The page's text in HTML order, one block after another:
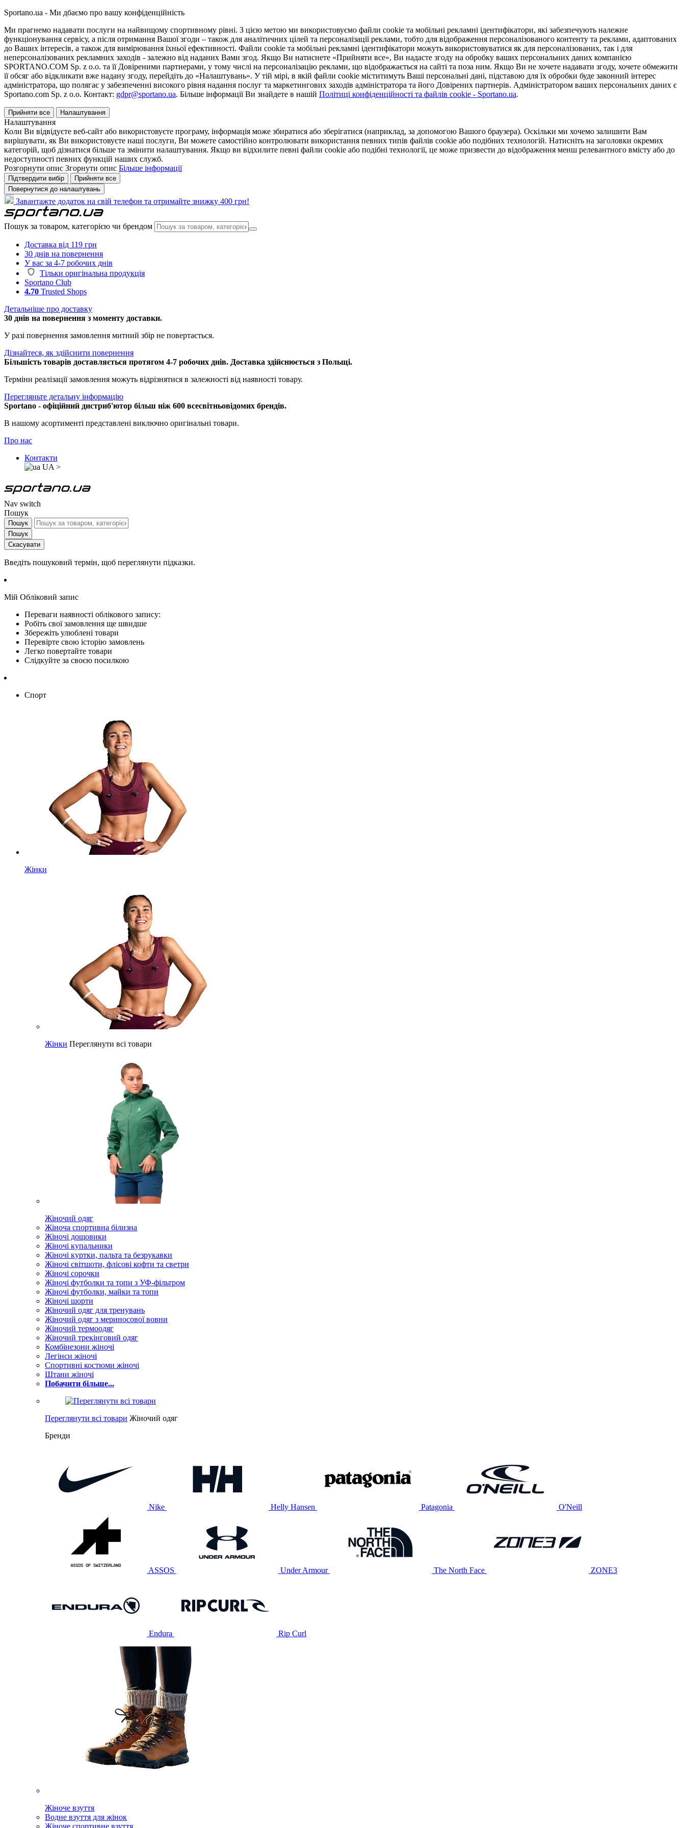
Sportano.ua - Ми дбаємо про вашу конфіденційність
Ми прагнемо надавати послуги на найвищому спортивному рівні. З цією метою ми використовуємо файли cookie та мобільні рекламні ідентифікатори, які забезпечують належне
функціонування сервісу, а після отримання Вашої згоди – також для аналітичних цілей та персоналізації реклами, тобто для відображення персоналізованого контенту та реклами, адаптованих
до Ваших інтересів, а також для вимірювання їхньої ефективності. Файли cookie та мобільні рекламні ідентифікатори можуть використовуватися як для персоналізованих, так і для
неперсоналізованих рекламних заходів - залежно від наданих Вами згод. Якщо Ви натиснете «Прийняти все», Ви надасте згоду на обробку ваших персональних даних компанією
SPORTANO.COM Sp. z o.o. та її Довіреними партнерами, у тому числі на персоналізацію реклами, що відображається на сайті та поза ним. Якщо Ви не хочете надавати згоду, хочете обмежити
її обсяг або відкликати вже надану згоду, перейдіть до «Налаштувань». У тій мірі, в якій файли cookie міститимуть Ваші персональні дані, підставою для їх обробки буде законний інтерес
адміністратора, що полягає у забезпеченні високого рівня надання послуг та маркетингових заходів адміністратора та його Довірених партнерів. Адміністратором ваших персональних даних є
Sportano.com Sp. z o.o. Контакт: gdpr@sportano.ua. Більше інформації Ви знайдете в нашій Політиці конфіденційності та файлів cookie - Sportano.ua.
Прийняти все Налаштування
Налаштування
Коли Ви відвідуєте веб-сайт або використовуєте програму, інформація може збиратися або зберігатися (наприклад, за допомогою Вашого браузера). Оскільки ми хочемо залишити Вам
вирішувати, як Ви використовуєте наші послуги, Ви можете самостійно контролювати використання певних типів файлів cookie або подібних технологій. Натисніть на заголовки окремих
категорій, щоб дізнатися більше та змінити налаштування. Якщо ви відхилите певні файли cookie або подібні технології, це може призвести до відображення менш релевантного вмісту або до
недоступності певних функцій наших служб.
Розгорнути опис Згорнути опис Більше інформації
Підтвердити вибір
Прийняти все
Повернутися до налаштувань
Завантажте додаток на свій телефон та отримайте знижку 400 грн!
Пошук за товаром, категорією чи брендом
Доставка від 119 грн
30 днів на повернення
У вас за 4-7 робочих днів
Тільки оригінальна продукція
Sportano Club
4.70 Trusted Shops
Детальніше про доставку
30 днів на повернення з моменту доставки.
У разі повернення замовлення митний збір не повертається.
Дізнайтеся, як здійснити повернення
Більшість товарів доставляється протягом 4-7 робочих днів. Доставка здійснюється з Польщі.
Терміни реалізації замовлення можуть відрізнятися в залежності від наявності товару.
Перегляньте детальну інформацію
Sportano - офіційний дистриб'ютор більш ніж 600 всесвітньовідомих брендів.
В нашому асортименті представлені виключно оригінальні товари.
Про нас
Контакти
UA >
Nav switch
Пошук
Пошук
Пошук
Скасувати
Введіть пошуковий термін, щоб переглянути підказки.
Мій Обліковий запис
Переваги наявності облікового запису:
Робіть свої замовлення ще швидше
Збережіть улюблені товари
Перевірте свою історію замовлень
Легко повертайте товари
Слідкуйте за своєю посилкою
Спорт
Жінки
Жінки Переглянути всі товари
Жіночий одяг
Жіноча спортивна білизна
Жіночі дощовики
Жіночі купальники
Жіночі куртки, пальта та безрукавки
Жіночі світшоти, флісові кофти та светри
Жіночі сорочки
Жіночі футболки та топи з УФ-фільтром
Жіночі футболки, майки та топи
Жіночі шорти
Жіночий одяг для тренувань
Жіночий одяг з мериносової вовни
Жіночий термоодяг
Жіночий трекінговий одяг
Комбінезони жіночі
Легінси жіночі
Спортивні костюми жіночі
Штани жіночі
Побачити більше...
Переглянути всі товари Жіночий одяг
Бренди
Nike Helly Hansen Patagonia O'Neill
ASSOS Under Armour The North Face ZONE3
Endura Rip Curl
Жіноче взуття
Водне взуття для жінок
Жіноче спортивне взуття